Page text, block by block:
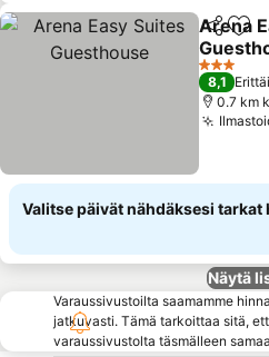
Jaa
Arena
3
8,1
0.7 km
Valitse päivät nähdäksesi tarkat
Näytä
Varaussivustoilta saamamme
jatkuvasti. Tämä tarkoittaa sitä,
varaussivustolta täsmälleen